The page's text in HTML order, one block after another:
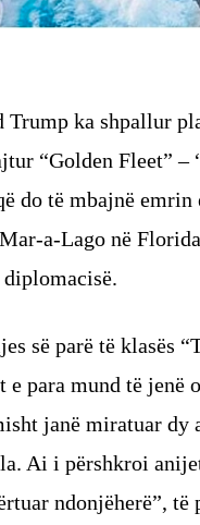
Trump ka shpallur
“Golden Fleet” –
do të mbajnë
a-Lago në
së parë të klasës
e para mund të jenë
janë miratuar dy
Ai i përshkroi
ndonjëherë”,